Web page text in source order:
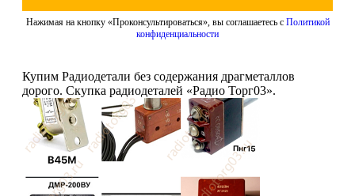
Нажимая на кнопку «Проконсультироваться», вы соглашаетесь с Политикой
конфиденциальности
Купим Радиодетали без содержания драгметаллов
дорого. Скупка радиодеталей «Радио Торг03».